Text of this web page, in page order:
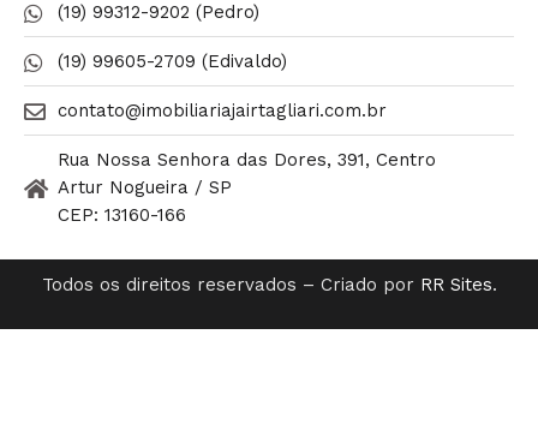
(19) 99312-9202 (Pedro)
(19) 99605-2709 (Edivaldo)
contato@imobiliariajairtagliari.com.br​
Rua Nossa Senhora das Dores, 391, Centro
Artur Nogueira / SP
CEP: 13160-166
Todos os direitos reservados – Criado por RR Sites.